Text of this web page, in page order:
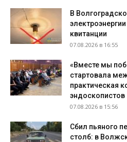
В
квитанции
07.08.2026 в 16:55
«Вместе мы
стартовала
практическая
эндоскопистов
07.08.2026 в 15:56
Сбил пьяного
столб: в